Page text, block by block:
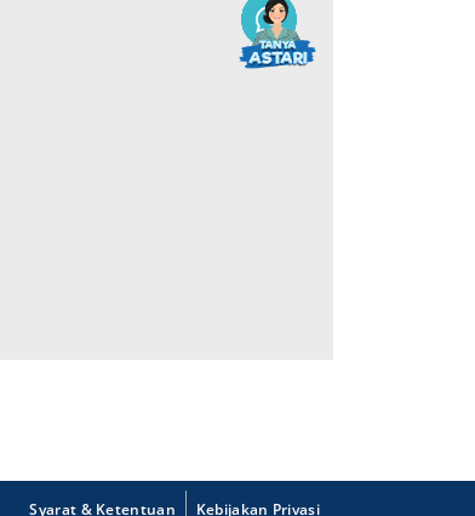
Syarat & Ketentuan Kebijakan Privasi